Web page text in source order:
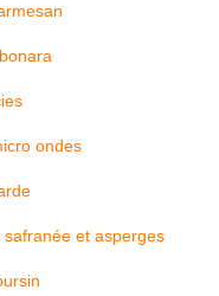
ondes
et asperges